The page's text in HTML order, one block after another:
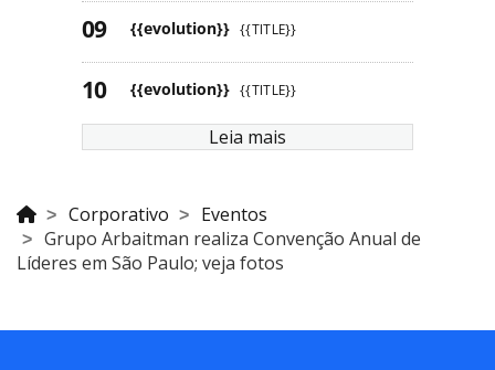
{{evolution}} {{TITLE}}
{{evolution}} {{TITLE}}
Leia mais
Corporativo
Eventos
Grupo Arbaitman realiza Convenção Anual de
Líderes em São Paulo; veja fotos